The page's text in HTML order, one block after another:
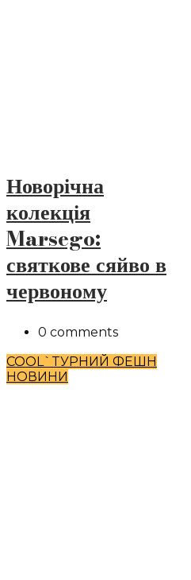
COOL`TУРНИЙ ФЕШН
НОВИНИ
Новорічна
колекція
Marsego:
святкове сяйво в
червоному
0 comments